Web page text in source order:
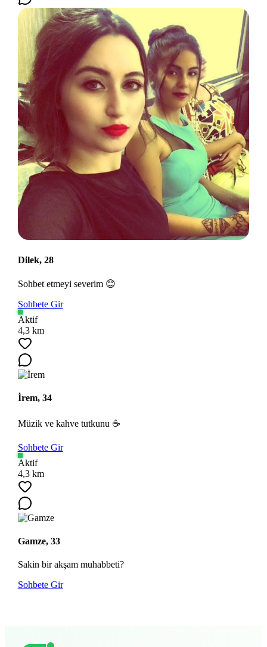
Dilek, 28
Sohbet etmeyi severim 😊
Sohbete Gir
Aktif
4,3 km
İrem, 34
Müzik ve kahve tutkunu ☕
Sohbete Gir
Aktif
4,3 km
Gamze, 33
Sakin bir akşam muhabbeti?
Sohbete Gir